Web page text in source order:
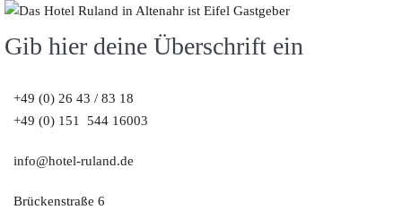
Gib hier deine Überschrift ein
+49 (0) 26 43 / 83 18
+49 (0) 151 544 16003
info@hotel-ruland.de
Brückenstraße 6